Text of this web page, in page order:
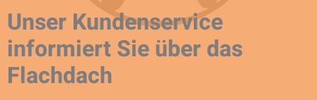
Unser Kundenservice
informiert Sie über das
Flachdach